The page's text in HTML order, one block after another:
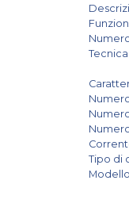
Tipo di